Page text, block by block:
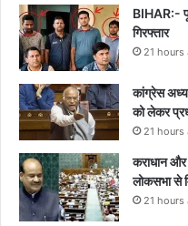
BIHAR:-
गिरफ्तार
21 hours
कांग्रेस
को लेकर
21 hours
कराधान
लोकसभा से
21 hours